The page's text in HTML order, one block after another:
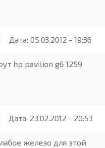
Дата: 05.03.2012 - 19:36
hp pavilion g6 1259
Дата: 23.02.2012 - 20:53
железо для этой